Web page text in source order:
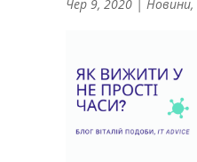
Чер 9, 2020 | Новини,